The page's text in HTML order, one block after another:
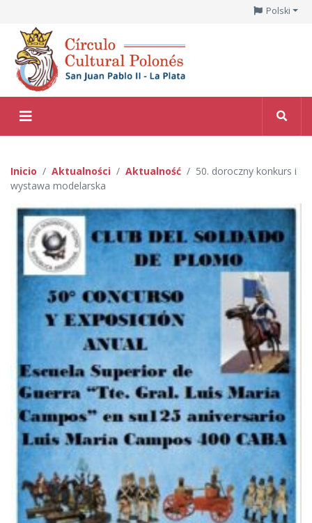
Polski
Inicio Aktualności Aktualność
50. doroczny konkurs i
wystawa modelarska